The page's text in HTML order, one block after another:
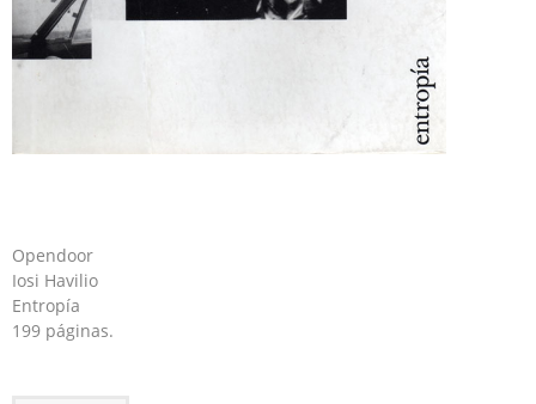
Opendoor
Iosi Havilio
Entropía
199 páginas.